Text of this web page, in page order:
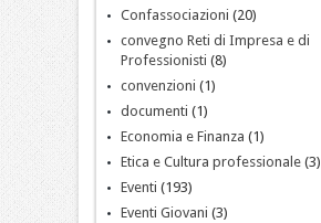
Confassociazioni (20)
convegno Reti di Impresa e di
Professionisti (8)
convenzioni (1)
documenti (1)
Economia e Finanza (1)
Etica e Cultura professionale(3)
Eventi (193)
Eventi Giovani (3)